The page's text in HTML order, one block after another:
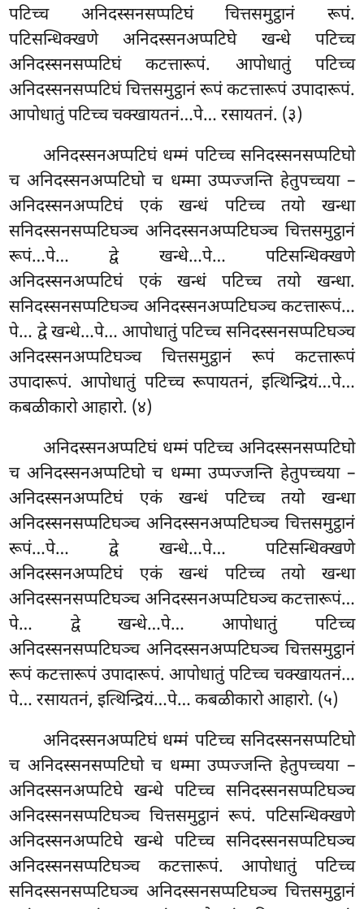
पटिच्च अनिदस्सनसप्पटिघं चित्तसमुट्ठानं रूपं.
पटिसन्धिक्खणे अनिदस्सनअप्पटिघे खन्धे पटिच्च
अनिदस्सनसप्पटिघं कटत्तारूपं. आपोधातुं पटिच्च
अनिदस्सनसप्पटिघं चित्तसमुट्ठानं रूपं कटत्तारूपं उपादारूपं.
आपोधातुं पटिच्च चक्खायतनं…पे… रसायतनं. (३)
अनिदस्सनअप्पटिघं धम्मं पटिच्च सनिदस्सनसप्पटिघो
च अनिदस्सनअप्पटिघो च धम्मा उप्पज्जन्ति हेतुपच्चया –
अनिदस्सनअप्पटिघं एकं खन्धं पटिच्च तयो खन्धा
सनिदस्सनसप्पटिघञ्च अनिदस्सनअप्पटिघञ्च चित्तसमुट्ठानं
रूपं…पे… द्वे खन्धे…पे… पटिसन्धिक्खणे
अनिदस्सनअप्पटिघं एकं खन्धं पटिच्च तयो खन्धा.
सनिदस्सनसप्पटिघञ्च अनिदस्सनअप्पटिघञ्च कटत्तारूपं…
पे… द्वे खन्धे…पे… आपोधातुं पटिच्च सनिदस्सनसप्पटिघञ्च
अनिदस्सनअप्पटिघञ्च चित्तसमुट्ठानं रूपं कटत्तारूपं
उपादारूपं. आपोधातुं पटिच्च रूपायतनं, इत्थिन्द्रियं…पे…
कबळीकारो आहारो. (४)
अनिदस्सनअप्पटिघं धम्मं पटिच्च अनिदस्सनसप्पटिघो
च अनिदस्सनअप्पटिघो च धम्मा उप्पज्जन्ति हेतुपच्चया –
अनिदस्सनअप्पटिघं एकं खन्धं पटिच्च तयो खन्धा
अनिदस्सनसप्पटिघञ्च अनिदस्सनअप्पटिघञ्च चित्तसमुट्ठानं
रूपं…पे… द्वे खन्धे…पे… पटिसन्धिक्खणे
अनिदस्सनअप्पटिघं एकं खन्धं पटिच्च तयो खन्धा
अनिदस्सनसप्पटिघञ्च अनिदस्सनअप्पटिघञ्च कटत्तारूपं…
पे… द्वे खन्धे…पे… आपोधातुं पटिच्च
अनिदस्सनसप्पटिघञ्च अनिदस्सनअप्पटिघञ्च चित्तसमुट्ठानं
रूपं कटत्तारूपं उपादारूपं. आपोधातुं पटिच्च चक्खायतनं…
पे… रसायतनं, इत्थिन्द्रियं…पे… कबळीकारो आहारो. (५)
अनिदस्सनअप्पटिघं धम्मं पटिच्च सनिदस्सनसप्पटिघो
च अनिदस्सनसप्पटिघो च धम्मा उप्पज्जन्ति हेतुपच्चया –
अनिदस्सनअप्पटिघे खन्धे पटिच्च सनिदस्सनसप्पटिघञ्च
अनिदस्सनसप्पटिघञ्च चित्तसमुट्ठानं रूपं. पटिसन्धिक्खणे
अनिदस्सनअप्पटिघे खन्धे पटिच्च सनिदस्सनसप्पटिघञ्च
अनिदस्सनसप्पटिघञ्च कटत्तारूपं. आपोधातुं पटिच्च
सनिदस्सनसप्पटिघञ्च अनिदस्सनसप्पटिघञ्च चित्तसमुट्ठानं